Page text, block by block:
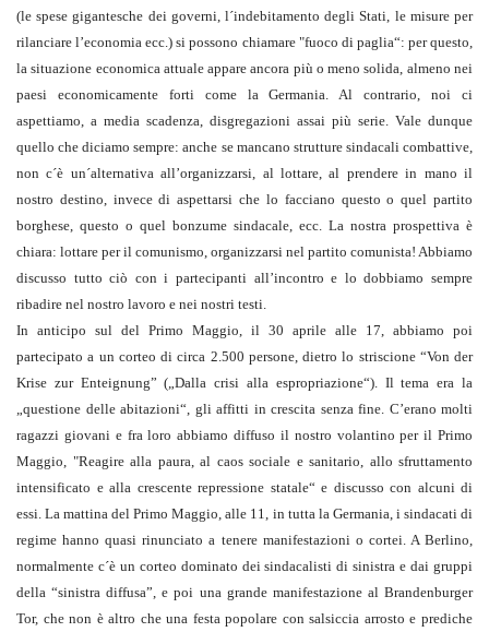
(le spese gigantesche dei governi, l´indebitamento degli Stati, le misure per
rilanciare l’economia ecc.) si possono chiamare "fuoco di paglia“: per questo,
la situazione economica attuale appare ancora più o meno solida, almeno nei
paesi economicamente forti come la Germania. Al contrario, noi ci
aspettiamo, a media scadenza, disgregazioni assai più serie. Vale dunque
quello che diciamo sempre: anche se mancano strutture sindacali combattive,
non c´è un´alternativa all’organizzarsi, al lottare, al prendere in mano il
nostro destino, invece di aspettarsi che lo facciano questo o quel partito
borghese, questo o quel bonzume sindacale, ecc. La nostra prospettiva è
chiara: lottare per il comunismo, organizzarsi nel partito comunista! Abbiamo
discusso tutto ciò con i partecipanti all’incontro e lo dobbiamo sempre
ribadire nel nostro lavoro e nei nostri testi.
In anticipo sul del Primo Maggio, il 30 aprile alle 17, abbiamo poi
partecipato a un corteo di circa 2.500 persone, dietro lo striscione “Von der
Krise zur Enteignung” („Dalla crisi alla espropriazione“). Il tema era la
„questione delle abitazioni“, gli affitti in crescita senza fine. C’erano molti
ragazzi giovani e fra loro abbiamo diffuso il nostro volantino per il Primo
Maggio, "Reagire alla paura, al caos sociale e sanitario, allo sfruttamento
intensificato e alla crescente repressione statale“ e discusso con alcuni di
essi. La mattina del Primo Maggio, alle 11, in tutta la Germania, i sindacati di
regime hanno quasi rinunciato a tenere manifestazioni o cortei. A Berlino,
normalmente c´è un corteo dominato dei sindacalisti di sinistra e dai gruppi
della “sinistra diffusa”, e poi una grande manifestazione al Brandenburger
Tor, che non è altro che una festa popolare con salsiccia arrosto e prediche